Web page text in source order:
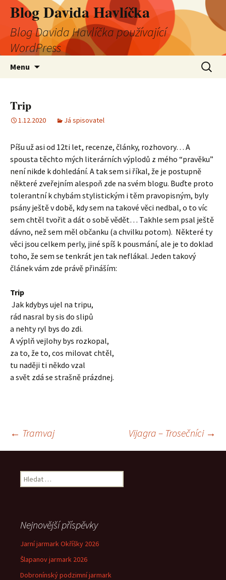
Blog Davida Havlíčka
Blog Davida Havlíčka používající
WordPress
Menu
Trip
1.12.2020 Já spisovatel
Píšu už asi od 12ti let, recenze, články, rozhovory… A
spousta těchto mých literárních výplodů z mého “pravěku”
není nikde k dohledání. A tak sem si říkal, že je postupně
některé zveřejním alespoň zde na svém blogu. Buďte proto
tolerantní k chybám stylistickým i těm pravopisným, byly
psány ještě v době, kdy sem na takové věci nedbal, o to víc
sem chtěl tvořit a dát o sobě vědět… Takhle sem psal ještě
dávno, než sem měl občanku (a chvilku potom). Některé ty
věci jsou celkem perly, jiné spíš k pousmání, ale je to doklad
toho, že sem se tenkrát jen tak neflákal. Jeden takový
článek vám zde právě přináším:
Trip
Jak kdybys ujel na tripu,
rád nasral by sis do slipů
a nehty ryl bys do zdi.
A výplň vejlohy bys rozkopal,
za to, že to, cos milovat chtěl,
tu naději ti někdo vzal
a svět zdá se strašně prázdnej.
Navigace
pro
← Tramvaj Vijagra – Trosečníci →
Vyhledávání
Nejnovější příspěvky
Jarní jarmark Okříšky 2026
Šlapanov jarmark 2026
Dobronínský podzimní jarmark